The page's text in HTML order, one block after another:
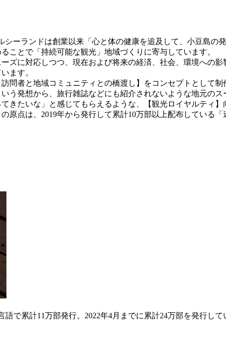
ーランドは創業以来「心と体の健康を追及して、小豆島の
ことで「持続可能な観光」地域づくりに寄与しています。
に対応しつつ、現在および将来の経済、社会、環境への影
ます。
者と地域コミュニティとの橋渡し】をコンセプトとして制
う発想から、旅行雑誌などにも紹介されないような地元の
たいな」と感じてもらえるような、【観光ロイヤルティ】
原点は、2019年から発行して累計10万部以上配布している
で累計11万部発行。2022年4月までに累計24万部を発行して